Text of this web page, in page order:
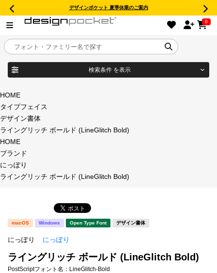
デザインポケット 夏季休業のご案内
0
目的別フォントガイド
特集
年間ライセンス商品
新着一覧
カート
検索条件 を表示
商品名
タイプフェイス
明朝体
角ゴシック
宋朝体
HOME
タイプフェイス
デザイン書体
ライングリッチ ボールド (LineGlitch Bold)
HOME
ブランド
にっぽり
ライングリッチ ボールド (LineGlitch Bold)
macOS Windows Open Type Font デザイン書体
にっぽり にっぽり
ライングリッチ ボールド (LineGlitch Bold)
PostScriptフォント名： LineGlitch-Bold